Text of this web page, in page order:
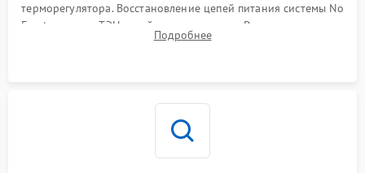
терморегулятора. Восстановление цепей питания системы No
Frost, включая ТЭН оттайки и вентилятор. Ремонт или замена
платы управления при сбоях алгоритмов.
Подробнее